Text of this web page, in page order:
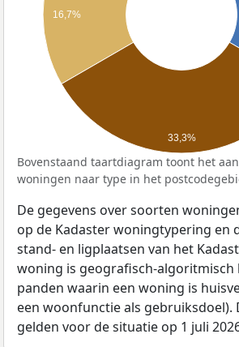
16,7%
33,3%
Bovenstaand taartdiagram toont het
woningen naar type in het
De gegevens over soorten
op de Kadaster woningtypering en
stand- en ligplaatsen van het
woning is geografisch-algoritmisch
panden waarin een woning is
een woonfunctie als gebruiksdoel).
gelden voor de situatie op 1 juli